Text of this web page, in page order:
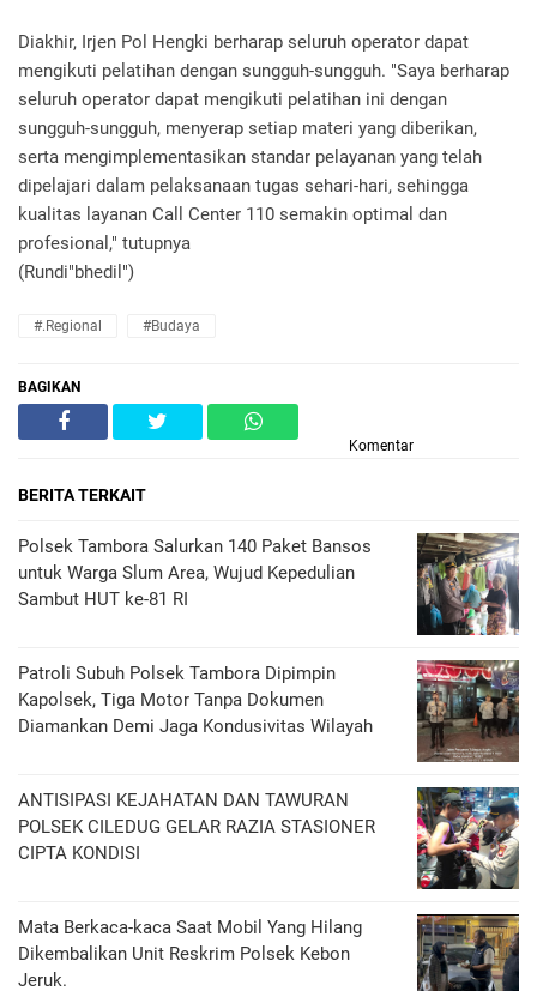
Diakhir, Irjen Pol Hengki berharap seluruh operator dapat
mengikuti pelatihan dengan sungguh-sungguh. "Saya berharap
seluruh operator dapat mengikuti pelatihan ini dengan
sungguh-sungguh, menyerap setiap materi yang diberikan,
serta mengimplementasikan standar pelayanan yang telah
dipelajari dalam pelaksanaan tugas sehari-hari, sehingga
kualitas layanan Call Center 110 semakin optimal dan
profesional," tutupnya
(Rundi"bhedil")
#.Regional #Budaya
BAGIKAN
Komentar
BERITA TERKAIT
Polsek Tambora Salurkan 140 Paket Bansos
untuk Warga Slum Area, Wujud Kepedulian
Sambut HUT ke-81 RI
Patroli Subuh Polsek Tambora Dipimpin
Kapolsek, Tiga Motor Tanpa Dokumen
Diamankan Demi Jaga Kondusivitas Wilayah
ANTISIPASI KEJAHATAN DAN TAWURAN
POLSEK CILEDUG GELAR RAZIA STASIONER
CIPTA KONDISI
Mata Berkaca-kaca Saat Mobil Yang Hilang
Dikembalikan Unit Reskrim Polsek Kebon
Jeruk.